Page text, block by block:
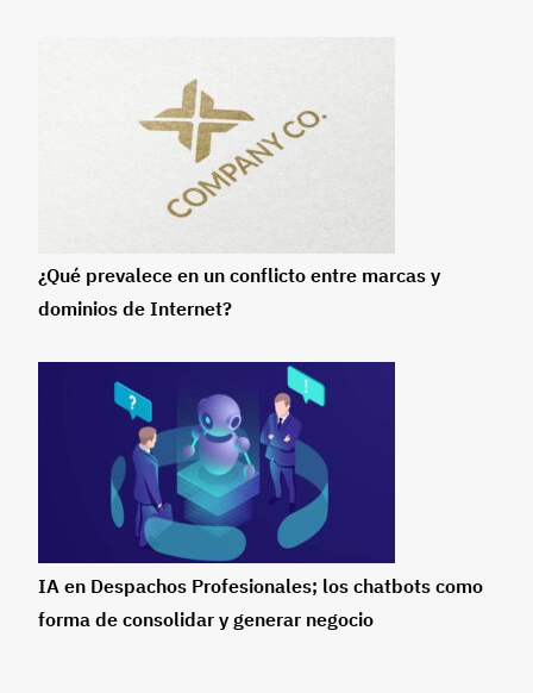
¿Qué prevalece en un conflicto entre marcas y
dominios de Internet?
IA en Despachos Profesionales; los chatbots como
forma de consolidar y generar negocio